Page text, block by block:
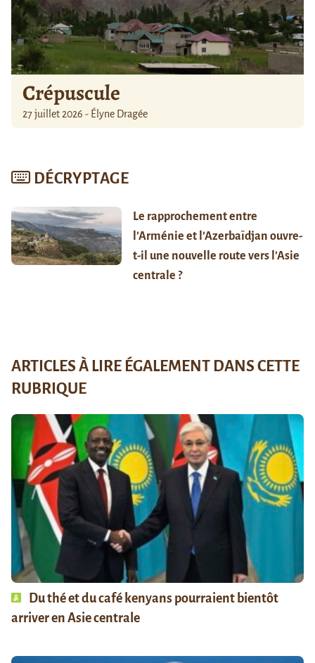
Crépuscule
27 juillet 2026 - Élyne Dragée
DÉCRYPTAGE
Le rapprochement entre
l’Arménie et l’Azerbaïdjan ouvre-
t-il une nouvelle route vers l’Asie
centrale ?
ARTICLES À LIRE ÉGALEMENT DANS CETTE
RUBRIQUE
Du thé et du café kenyans pourraient bientôt
arriver en Asie centrale